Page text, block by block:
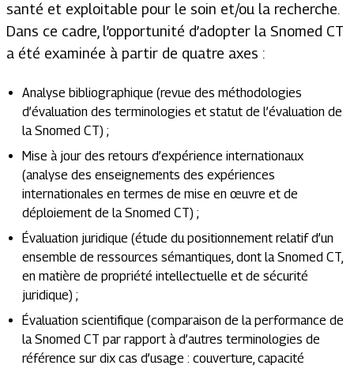
santé et exploitable pour le soin et/ou la recherche.
Dans ce cadre, l’opportunité d’adopter la Snomed CT
a été examinée à partir de quatre axes :
Analyse bibliographique (revue des méthodologies
d’évaluation des terminologies et statut de l’évaluation de
la Snomed CT) ;
Mise à jour des retours d’expérience internationaux
(analyse des enseignements des expériences
internationales en termes de mise en œuvre et de
déploiement de la Snomed CT) ;
Évaluation juridique (étude du positionnement relatif d’un
ensemble de ressources sémantiques, dont la Snomed CT,
en matière de propriété intellectuelle et de sécurité
juridique) ;
Évaluation scientifique (comparaison de la performance de
la Snomed CT par rapport à d’autres terminologies de
référence sur dix cas d’usage : couverture, capacité